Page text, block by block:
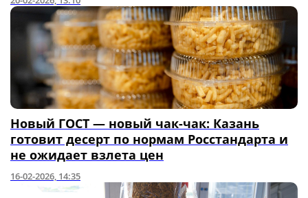
Новый ГОСТ — новый чак-чак: Казань
готовит десерт по нормам Росстандарта и
не ожидает взлета цен
16-02-2026, 14:35